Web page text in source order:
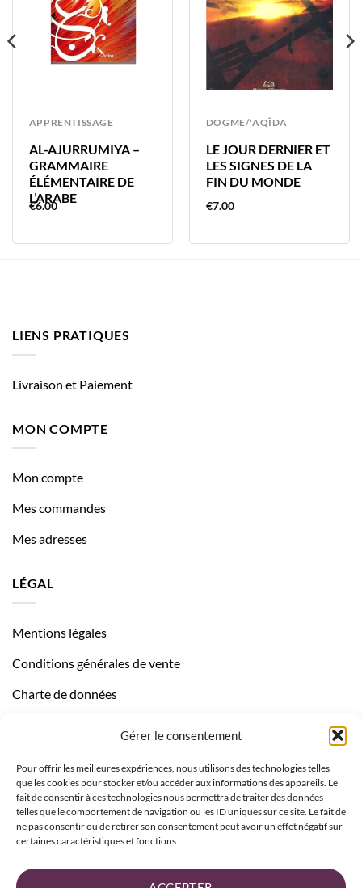
Gérer le consentement
Pour offrir les meilleures expériences, nous utilisons des technologies telles
que les cookies pour stocker et/ou accéder aux informations des appareils. Le
fait de consentir à ces technologies nous permettra de traiter des données
telles que le comportement de navigation ou les ID uniques sur ce site. Le fait de
ne pas consentir ou de retirer son consentement peut avoir un effet négatif sur
certaines caractéristiques et fonctions.
APPRENTISSAGE
AL-AJURRUMIYA –
GRAMMAIRE
ÉLÉMENTAIRE DE
L’ARABE
€6.00
DOGME/'AQÎDA
LE JOUR DERNIER ET
LES SIGNES DE LA
FIN DU MONDE
€7.00
LIENS PRATIQUES
Livraison et Paiement
MON COMPTE
Mon compte
Mes commandes
Mes adresses
LÉGAL
Mentions légales
Conditions générales de vente
Charte de données